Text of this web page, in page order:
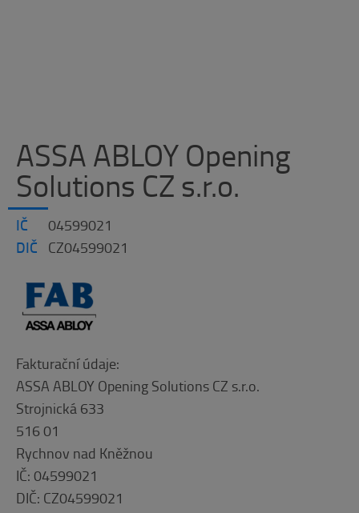
ASSA ABLOY Opening
Solutions CZ s.r.o.
IČ 04599021
DIČ CZ04599021
Fakturační údaje:
ASSA ABLOY Opening Solutions CZ s.r.o.
Strojnická 633
516 01
Rychnov nad Kněžnou
IČ: 04599021
DIČ: CZ04599021